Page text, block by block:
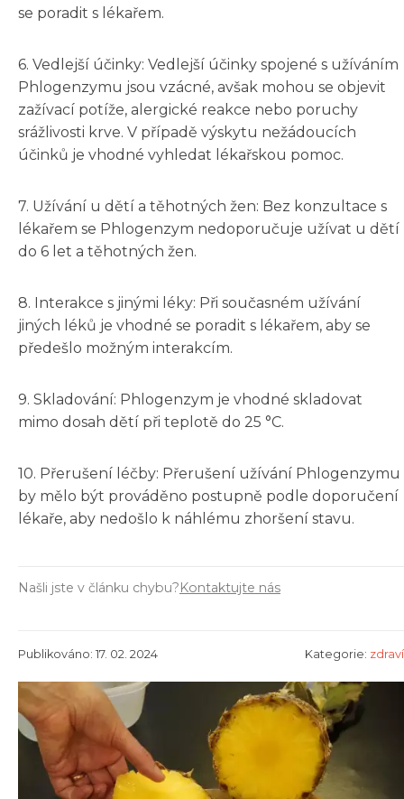
se poradit s lékařem.
6. Vedlejší účinky: Vedlejší účinky spojené s užíváním
Phlogenzymu jsou vzácné, avšak mohou se objevit
zažívací potíže, alergické reakce nebo poruchy
srážlivosti krve. V případě výskytu nežádoucích
účinků je vhodné vyhledat lékařskou pomoc.
7. Užívání u dětí a těhotných žen: Bez konzultace s
lékařem se Phlogenzym nedoporučuje užívat u dětí
do 6 let a těhotných žen.
8. Interakce s jinými léky: Při současném užívání
jiných léků je vhodné se poradit s lékařem, aby se
předešlo možným interakcím.
9. Skladování: Phlogenzym je vhodné skladovat
mimo dosah dětí při teplotě do 25 °C.
10. Přerušení léčby: Přerušení užívání Phlogenzymu
by mělo být prováděno postupně podle doporučení
lékaře, aby nedošlo k náhlému zhoršení stavu.
Našli jste v článku chybu?Kontaktujte nás
Publikováno: 17. 02. 2024 Kategorie: zdraví